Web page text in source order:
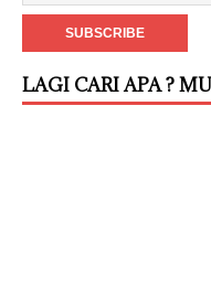
LAGI CARI APA ?